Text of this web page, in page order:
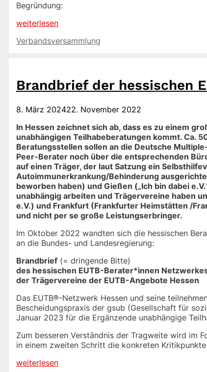
Begründung:
weiterlesen
Kategorien
Verbandsversammlung
Brandbrief der hessischen
8. März 202422. November 2022
In Hessen zeichnet sich ab, dass es zu einem
unabhängigen Teilhabeberatungen kommt. Ca.
Beratungsstellen sollen an die Deutsche
Peer-Berater noch über die entsprechenden
auf einen Träger, der laut Satzung ein
Autoimmunerkrankung/Behinderung
beworben haben) und Gießen („Ich bin dabei
unabhängig arbeiten und Trägervereine haben
e.V.) und Frankfurt (Frankfurter Heimstätten /
und nicht per se große Leistungserbringer.
Im Oktober 2022 wandten sich die hessischen
an die Bundes- und Landesregierung:
Brandbrief (= dringende Bitte)
des hessischen EUTB-Berater*innen
der Trägervereine der EUTB-Angebote Hessen
Das EUTB®-Netzwerk Hessen und seine
Bescheidungspraxis der gsub (Gesellschaft für
Januar 2023 für die Ergänzende unabhängige
Zum besseren Verständnis der Tragweite wird im
in einem zweiten Schritt die konkreten
weiterlesen